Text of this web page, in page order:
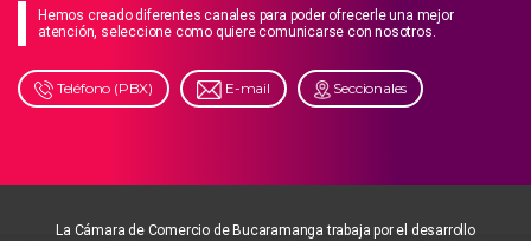
Hemos creado diferentes canales para poder ofrecerle una mejor
atención, seleccione como quiere comunicarse con nosotros.
Teléfono (PBX) E-mail Seccionales
La Cámara de Comercio de Bucaramanga trabaja por el desarrollo